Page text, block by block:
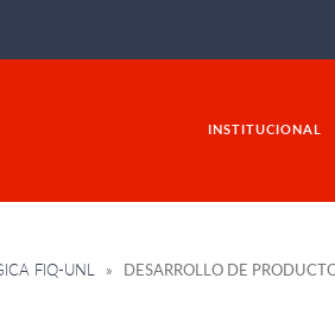
INSTITUCIONAL
FIQ-UNL » DESARROLLO DE